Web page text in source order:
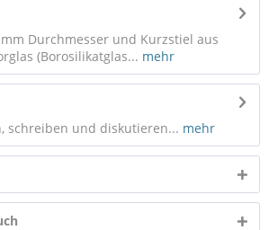
Durchmesser und Kurzstiel aus
(Borosilikatglas... mehr
schreiben und diskutieren... mehr